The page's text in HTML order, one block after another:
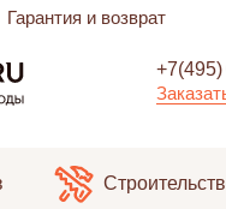
Гарантия и возврат
+7(495)